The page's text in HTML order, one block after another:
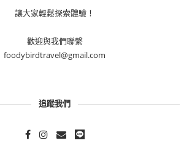
讓大家輕鬆探索體驗！
歡迎與我們聯繫
foodybirdtravel@gmail.com
追蹤我們